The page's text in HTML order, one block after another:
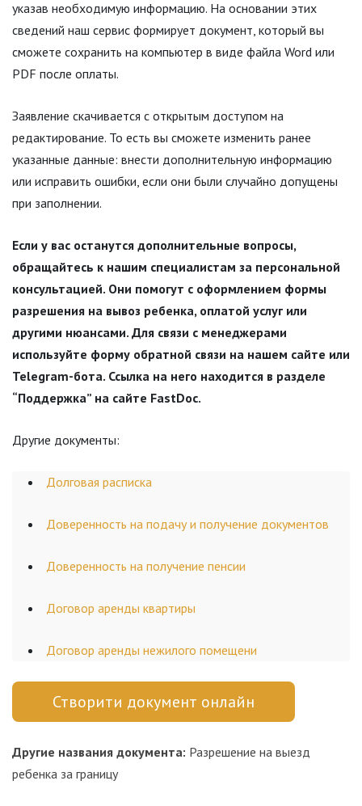
указав необходимую информацию. На основании этих
сведений наш сервис формирует документ, который вы
сможете сохранить на компьютер в виде файла Word или
PDF после оплаты.
Заявление скачивается с открытым доступом на
редактирование. То есть вы сможете изменить ранее
указанные данные: внести дополнительную информацию
или исправить ошибки, если они были случайно допущены
при заполнении.
Если у вас останутся дополнительные вопросы,
обращайтесь к нашим специалистам за персональной
консультацией. Они помогут с оформлением формы
разрешения на вывоз ребенка, оплатой услуг или
другими нюансами. Для связи с менеджерами
используйте форму обратной связи на нашем сайте или
Telegram-бота. Ссылка на него находится в разделе
“Поддержка” на сайте FastDoc.
Другие документы:
Долговая расписка
Доверенность на подачу и получение документов
Доверенность на получение пенсии
Договор аренды квартиры
Договор аренды нежилого помещени
Створити документ онлайн
Другие названия документа: Разрешение на выезд
ребенка за границу